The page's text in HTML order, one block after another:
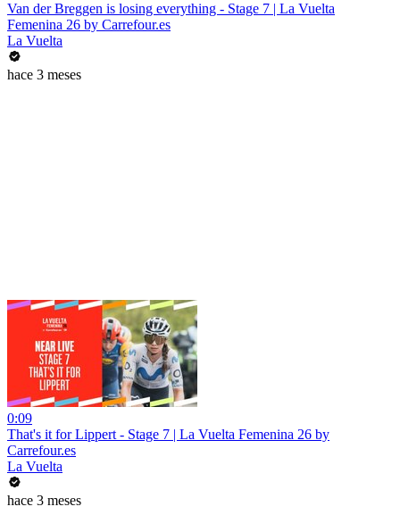
Van der Breggen is losing everything - Stage 7 | La Vuelta
Femenina 26 by Carrefour.es
La Vuelta
hace 3 meses
0:09
That's it for Lippert - Stage 7 | La Vuelta Femenina 26 by
Carrefour.es
La Vuelta
hace 3 meses